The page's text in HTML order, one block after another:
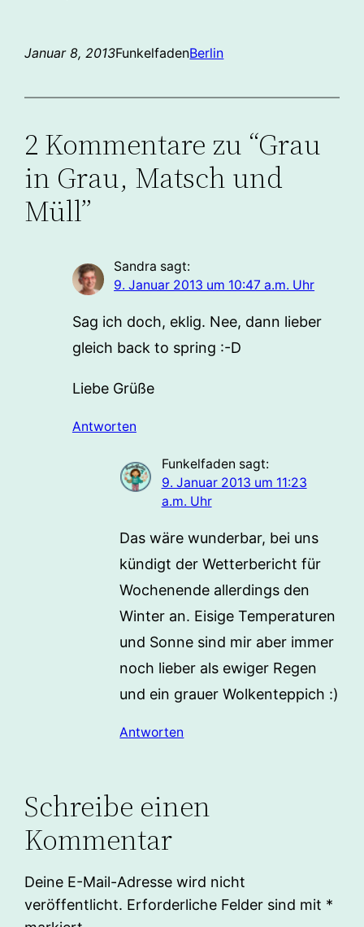
Januar 8, 2013FunkelfadenBerlin
2 Kommentare zu “Grau
in Grau, Matsch und
Müll”
Sandra sagt:
9. Januar 2013 um 10:47 a.m. Uhr
Sag ich doch, eklig. Nee, dann lieber
gleich back to spring :-D
Liebe Grüße
Antworten
Funkelfaden sagt:
9. Januar 2013 um 11:23
a.m. Uhr
Das wäre wunderbar, bei uns
kündigt der Wetterbericht für
Wochenende allerdings den
Winter an. Eisige Temperaturen
und Sonne sind mir aber immer
noch lieber als ewiger Regen
und ein grauer Wolkenteppich :)
Antworten
Schreibe einen
Kommentar
Deine E-Mail-Adresse wird nicht
veröffentlicht. Erforderliche Felder sind mit *